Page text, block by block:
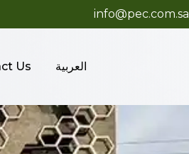
info@pec.com.sa
Us العربية